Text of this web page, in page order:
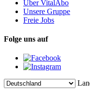
Über VitalAbo
Unsere Gruppe
Freie Jobs
Folge uns auf